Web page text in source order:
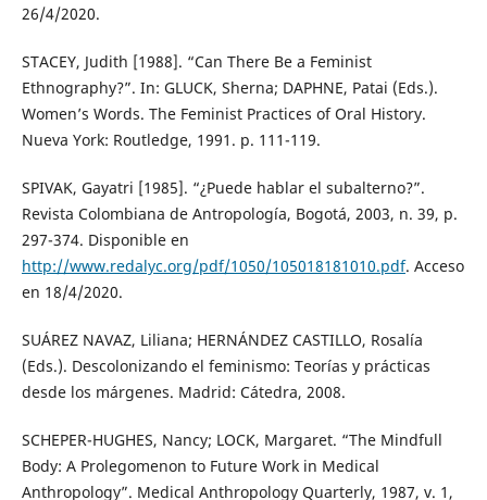
26/4/2020.
STACEY, Judith [1988]. “Can There Be a Feminist
Ethnography?”. In: GLUCK, Sherna; DAPHNE, Patai (Eds.).
Women’s Words. The Feminist Practices of Oral History.
Nueva York: Routledge, 1991. p. 111-119.
SPIVAK, Gayatri [1985]. “¿Puede hablar el subalterno?”.
Revista Colombiana de Antropología, Bogotá, 2003, n. 39, p.
297-374. Disponible en
http://www.redalyc.org/pdf/1050/105018181010.pdf. Acceso
en 18/4/2020.
SUÁREZ NAVAZ, Liliana; HERNÁNDEZ CASTILLO, Rosalía
(Eds.). Descolonizando el feminismo: Teorías y prácticas
desde los márgenes. Madrid: Cátedra, 2008.
SCHEPER-HUGHES, Nancy; LOCK, Margaret. “The Mindfull
Body: A Prolegomenon to Future Work in Medical
Anthropology”. Medical Anthropology Quarterly, 1987, v. 1,